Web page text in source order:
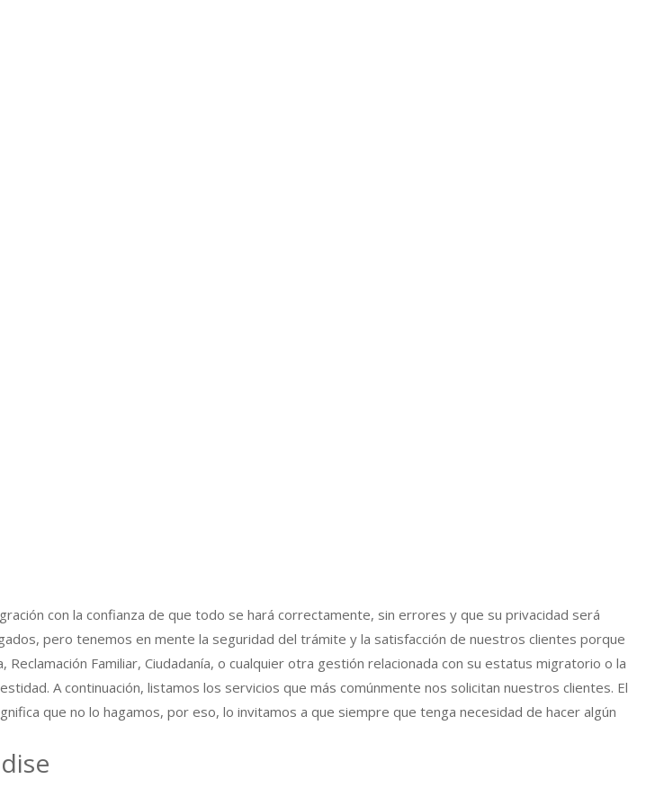
con la confianza de que todo se hará correctamente, sin errores y que su privacidad será
pero tenemos en mente la seguridad del trámite y la satisfacción de nuestros clientes porque
Familiar, Ciudadanía, o cualquier otra gestión relacionada con su estatus migratorio o la
A continuación, listamos los servicios que más comúnmente nos solicitan nuestros clientes. El
que no lo hagamos, por eso, lo invitamos a que siempre que tenga necesidad de hacer algún